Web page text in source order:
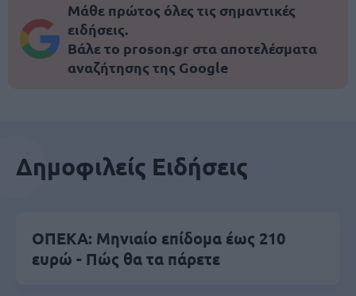
Μάθε πρώτος όλες τις σημαντικές
ειδήσεις.
Βάλε το proson.gr στα αποτελέσματα
αναζήτησης της Google
Δημοφιλείς Ειδήσεις
ΟΠΕΚΑ: Μηνιαίο επίδομα έως 210
ευρώ - Πώς θα τα πάρετε